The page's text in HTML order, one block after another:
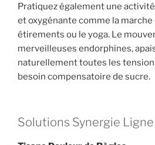
Pratiquez également une
et oxygénante comme la marche
étirements ou le yoga. Le
merveilleuses endorphines,
naturellement toutes les
besoin compensatoire de sucre.
Solutions Synergie Ligne